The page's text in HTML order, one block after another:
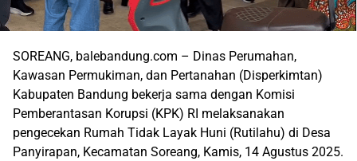
SOREANG, balebandung.com – Dinas Perumahan,
Kawasan Permukiman, dan Pertanahan (Disperkimtan)
Kabupaten Bandung bekerja sama dengan Komisi
Pemberantasan Korupsi (KPK) RI melaksanakan
pengecekan Rumah Tidak Layak Huni (Rutilahu) di Desa
Panyirapan, Kecamatan Soreang, Kamis, 14 Agustus 2025.